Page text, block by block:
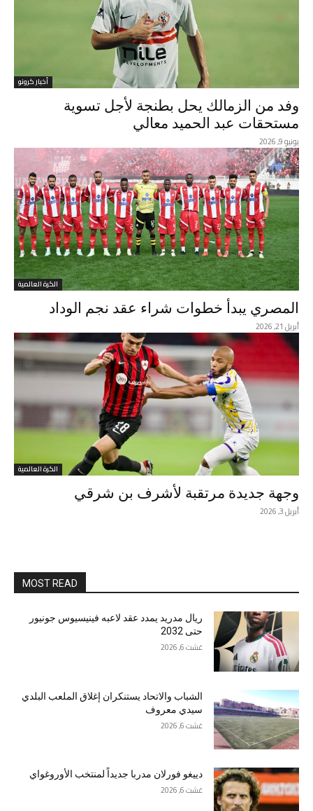
أخبار كرونو
وفد من الزمالك يحل بطنجة لأجل تسوية
مستحقات عبد الحميد معالي
يونيو 9, 2026
الكرة العالمية
المصري يبدأ خطوات شراء عقد نجم الوداد
أبريل 21, 2026
الكرة العالمية
وجهة جديدة مرتقبة لأشرف بن شرقي
أبريل 3, 2026
MOST READ
ريال مدريد يمدد عقد لاعبه فينيسيوس جونيور
حتى 2032
غشت 6, 2026
الشباب والاتحاد يستنكران إغلاق الملعب البلدي
سيدي معروف
غشت 6, 2026
دييغو فورلان مدربا جديداً لمنتخب الأوروغواي
غشت 6, 2026